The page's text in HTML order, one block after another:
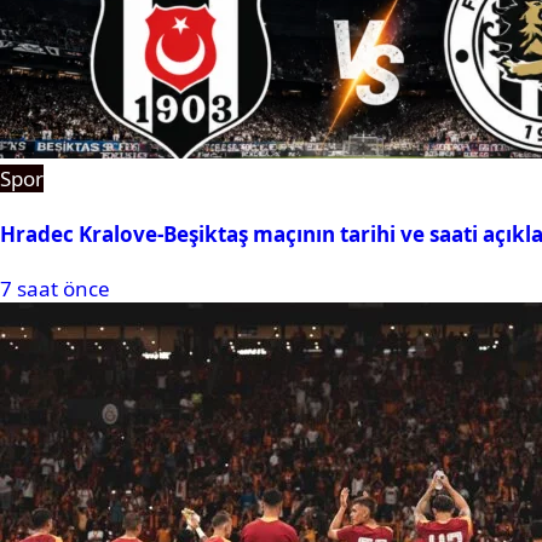
Spor
Hradec Kralove-Beşiktaş maçının tarihi ve saati
7 saat önce